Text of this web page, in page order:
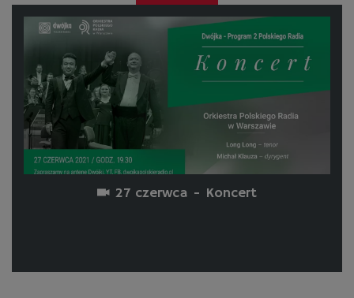
27 czerwca - Koncert